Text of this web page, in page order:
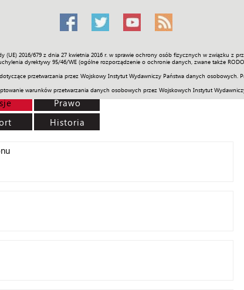
(UE) 2016/679 z dnia 27 kwietnia 2016 r. w sprawie ochrony osób fizycznych w związku z
dyrektywy 95/46/WE (ogólne rozporządzenie o ochronie danych, zwane także
przetwarzania przez Wojskowy Instytut Wydawniczy Państwa danych osobowych.
warunków przetwarzania danych osobowych przez Wojskowych Instytut
Społeczność Sport Historia Galerie Wideo
Prawo
Historia